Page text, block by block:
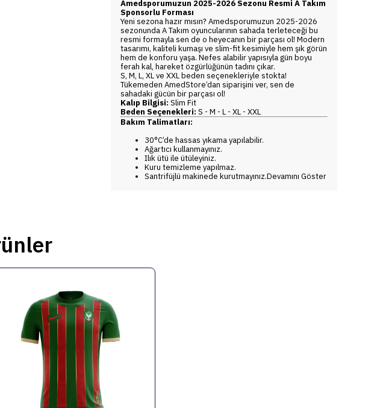
Amedsporumuzun 2025-2026 Sezonu Resmi A Takım
Sponsorlu Forması
Yeni sezona hazır mısın? Amedsporumuzun 2025-2026
sezonunda A Takım oyuncularının sahada terleteceği bu
resmi formayla sen de o heyecanın bir parçası ol! Modern
tasarımı, kaliteli kumaşı ve slim-fit kesimiyle hem şık görün
hem de konforu yaşa. Nefes alabilir yapısıyla gün boyu
ferah kal, hareket özgürlüğünün tadını çıkar.
S, M, L, XL ve XXL beden seçenekleriyle stokta!
Tükemeden AmedStore’dan siparişini ver, sen de
sahadaki gücün bir parçası ol!
Kalıp Bilgisi: Slim Fit
Beden Seçenekleri: S - M - L - XL - XXL
Bakım Talimatları:
30°C’de hassas yıkama yapılabilir.
Ağartıcı kullanmayınız.
Ilık ütü ile ütüleyiniz.
Kuru temizleme yapılmaz.
Santrifüjlü makinede kurutmayınız.Devamını Göster